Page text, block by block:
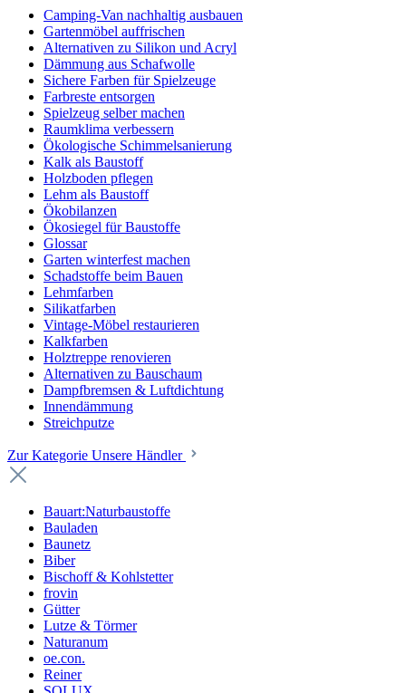
Camping-Van nachhaltig ausbauen
Gartenmöbel auffrischen
Alternativen zu Silikon und Acryl
Dämmung aus Schafwolle
Sichere Farben für Spielzeuge
Farbreste entsorgen
Spielzeug selber machen
Raumklima verbessern
Ökologische Schimmelsanierung
Kalk als Baustoff
Holzboden pflegen
Lehm als Baustoff
Ökobilanzen
Ökosiegel für Baustoffe
Glossar
Garten winterfest machen
Schadstoffe beim Bauen
Lehmfarben
Silikatfarben
Vintage-Möbel restaurieren
Kalkfarben
Holztreppe renovieren
Alternativen zu Bauschaum
Dampfbremsen & Luftdichtung
Innendämmung
Streichputze
Zur Kategorie Unsere Händler
Bauart:Naturbaustoffe
Bauladen
Baunetz
Biber
Bischoff & Kohlstetter
frovin
Gütter
Lutze & Törmer
Naturanum
oe.con.
Reiner